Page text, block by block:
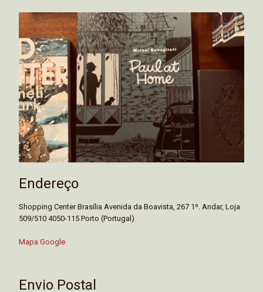
Endereço
Shopping Center Brasília Avenida da Boavista, 267 1º. Andar, Loja
509/510 4050-115 Porto (Portugal)
Mapa Google
Envio Postal